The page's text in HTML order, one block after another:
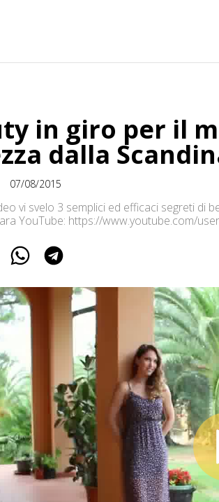
in giro per il
dalla
07/08/2015
vi svelo 3 semplici ed efficaci segreti di
YouTube: https://www.youtube.com/
Pinterest: https://